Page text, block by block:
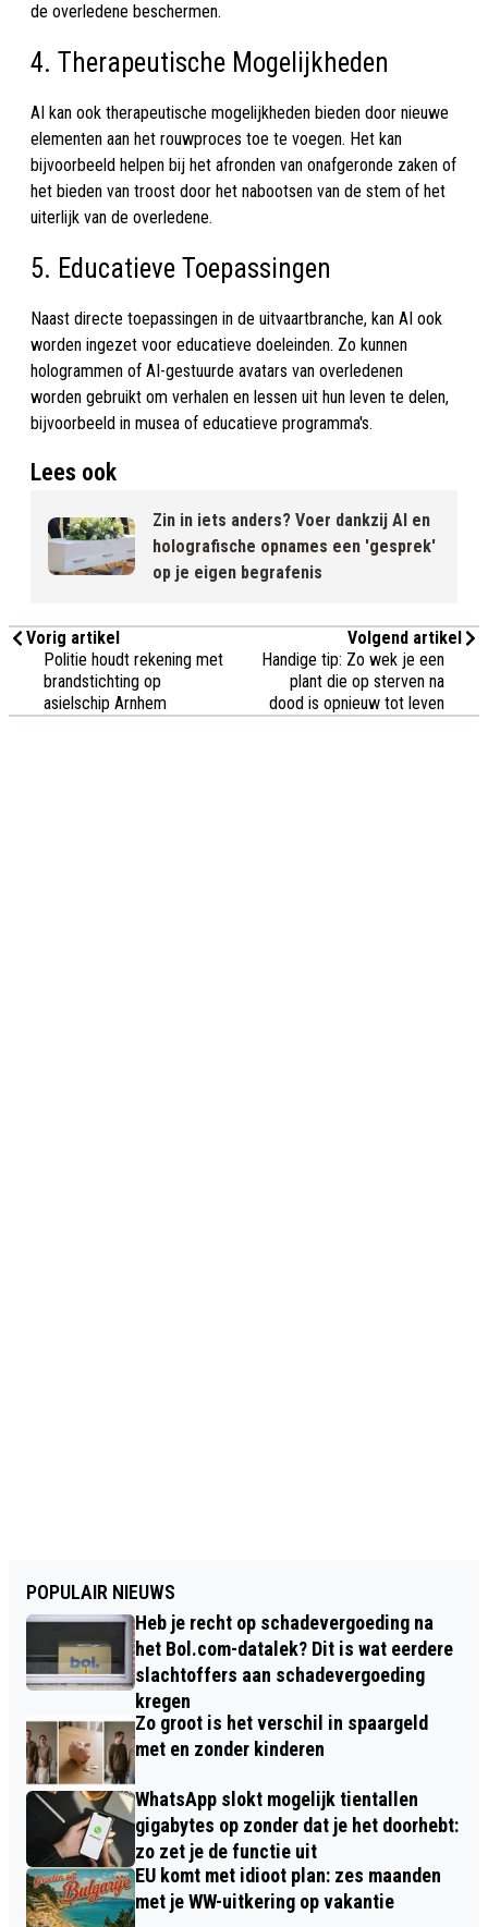
de overledene beschermen.
4. Therapeutische Mogelijkheden
AI kan ook therapeutische mogelijkheden bieden door nieuwe
elementen aan het rouwproces toe te voegen. Het kan
bijvoorbeeld helpen bij het afronden van onafgeronde zaken of
het bieden van troost door het nabootsen van de stem of het
uiterlijk van de overledene.
5. Educatieve Toepassingen
Naast directe toepassingen in de uitvaartbranche, kan AI ook
worden ingezet voor educatieve doeleinden. Zo kunnen
hologrammen of AI-gestuurde avatars van overledenen
worden gebruikt om verhalen en lessen uit hun leven te delen,
bijvoorbeeld in musea of educatieve programma's.
Lees ook
Zin in iets anders? Voer dankzij AI en
holografische opnames een 'gesprek'
op je eigen begrafenis
Vorig artikel
Politie houdt rekening met
brandstichting op
asielschip Arnhem
Volgend artikel
Handige tip: Zo wek je een
plant die op sterven na
dood is opnieuw tot leven
POPULAIR NIEUWS
Heb je recht op schadevergoeding na
het Bol.com-datalek? Dit is wat eerdere
slachtoffers aan schadevergoeding
kregen
Zo groot is het verschil in spaargeld
met en zonder kinderen
WhatsApp slokt mogelijk tientallen
gigabytes op zonder dat je het doorhebt:
zo zet je de functie uit
EU komt met idioot plan: zes maanden
met je WW-uitkering op vakantie